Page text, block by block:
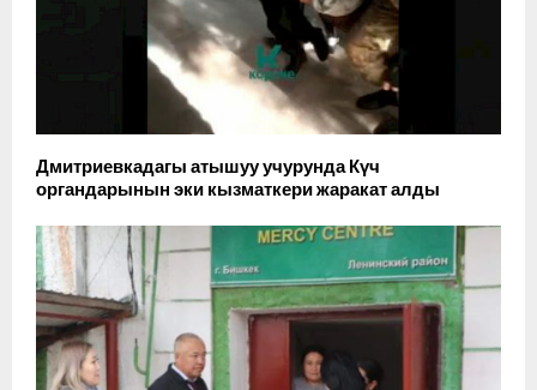
Дмитриевкадагы атышуу учурунда Күч
органдарынын эки кызматкери жаракат алды